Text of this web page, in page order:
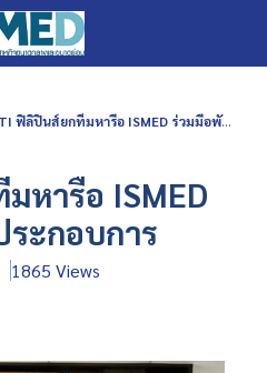
ฟิลิปินส์ยกทีมหารือ ISMED ร่วมมือพัฒนาผู้ประกอบการ
หารือ ISMED
ะกอบการ
1865 Views